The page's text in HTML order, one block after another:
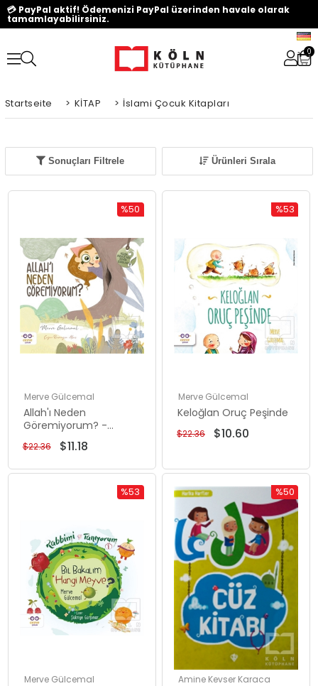
💳 PayPal aktif! Ödemenizi PayPal üzerinden havale olarak
tamamlayabilirsiniz.
0
Startseite > KİTAP > İslami Çocuk Kitapları
Sonuçları Filtrele Ürünleri Sırala
Merve Gülcemal
Allah'ı Neden
Göremiyorum? -
Küçük Merve'nin Büyük
Soruları 1$11.18
$22.36
%50
%50Rabatt
Merve Gülcemal
Keloğlan Oruç Peşinde
$10.60
$22.36
%53
Merve Gülcemal
%53
Amine Kevser Karaca
%50
Rabatt